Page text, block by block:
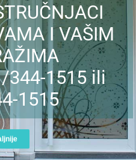
I VAŠIM
344-1515 ili
1515